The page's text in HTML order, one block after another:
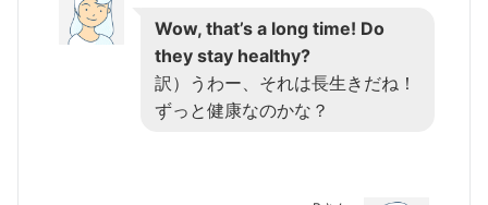
Wow, that’s a long time! Do
they stay healthy?
訳）うわー、それは長生きだね！
ずっと健康なのかな？